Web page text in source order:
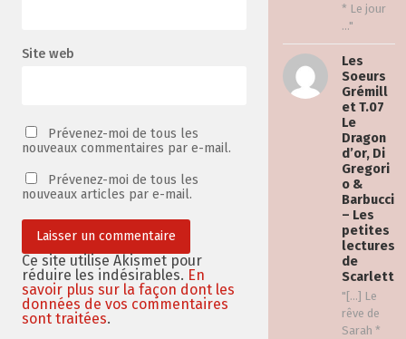
* Le jour
..."
Les
Soeurs
Grémill
et T.07
Le
Dragon
d’or, Di
Gregori
o &
Barbucci
– Les
petites
lectures
de
Scarlett
"[…] Le
rêve de
Sarah *
Site web
Prévenez-moi de tous les
nouveaux commentaires par e-mail.
Prévenez-moi de tous les
nouveaux articles par e-mail.
Ce site utilise Akismet pour
réduire les indésirables. En
savoir plus sur la façon dont les
données de vos commentaires
sont traitées.